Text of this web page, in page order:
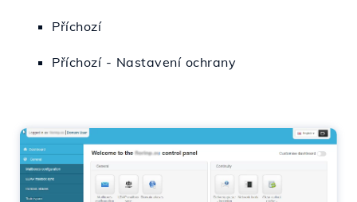
Příchozí
Příchozí - Nastavení ochrany